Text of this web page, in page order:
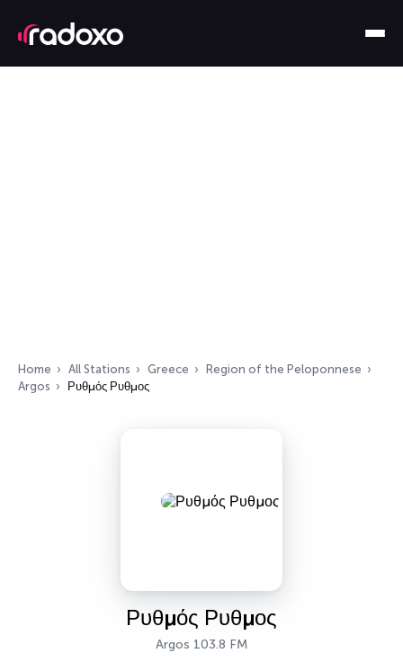
Home All Stations Greece
Region of the Peloponnese
Argos
Ρυθμός Ρυθμος
Ρυθμός Ρυθμος
Argos 103.8 FM